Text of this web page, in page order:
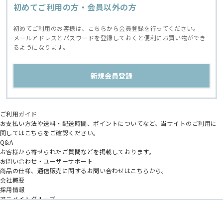
初めてご利用の方・会員以外の方
初めてご利用のお客様は、こちらから会員登録を行ってください。
メールアドレスとパスワードを登録しておくと便利にお買い物ができ
るようになります。
ご利用ガイド
お支払い方法や送料・配送時間、ポイントについてなど、当サイトのご利用に
関してはこちらをご確認ください。
Q&A
お客様から寄せられたご質問などを掲載しております。
お問い合わせ・ユーザーサポート
商品の仕様、通信販売に関するお問い合わせはこちらから。
会社概要
採用情報